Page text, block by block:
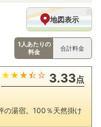
地図表示
1人あたりの
料金
合計料金
3.33点
の湯宿。100％天然掛け